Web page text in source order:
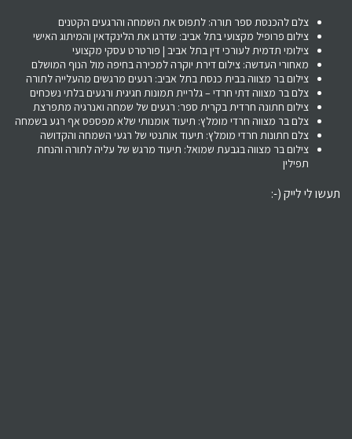
צלם להכנסת ספר תורה: לתפוס את השמחה והרגעים הקטנים
צילום פרופיל מקצועי בתל אביב: שדרגו את הלינקדאין והמיתוג האישי
צילומי תדמית לעורכי דין בתל אביב | פורטרט עסקי מקצועי
מאחורי העדשה: צילום דירת יוקרה למכירה בחיפה מול הנוף המושלם
צילום בר מצווה בבית כנסת בתל אביב: רגעים מרגשים מהעלייה לתורה
צלם בר מצווה דתי חרדי – גלריית תמונות חגיגית ורגעים בלתי נשכחים
צילום חתונה חרדית בקרית ספר: רגעים של שמחה ואנרגיה מתפרצת
צלם בר מצווה חרדי מומלץ: תיעוד אומנותי שלא מפספס אף רגע בשמחה
צלם חתונות חרדי מומלץ: תיעוד אותנטי של רגעי השמחה והקדושה
צילום בר מצווה בגבעת שמואל: תיעוד מרגש של עליה לתורה והנחת
תפילין
תעשו לי לייק (-: